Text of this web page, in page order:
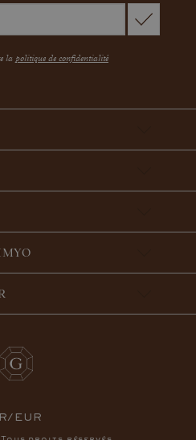
la politique de confidentialité
EUR